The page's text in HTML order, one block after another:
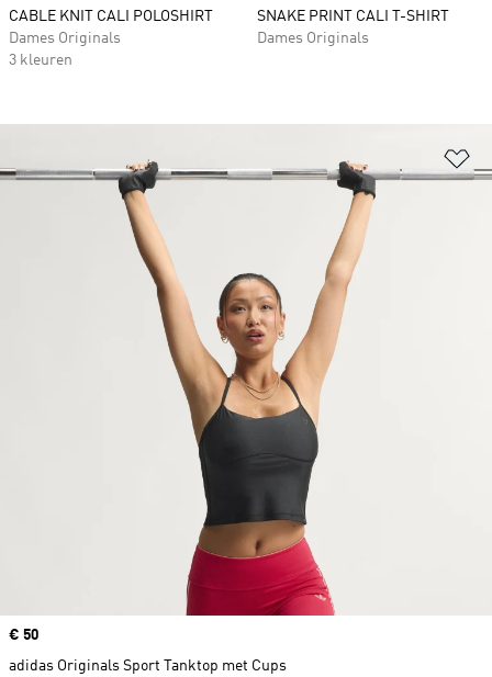
CABLE KNIT CALI POLOSHIRT
Dames Originals
3 kleuren
SNAKE PRINT CALI T-SHIRT
Dames Originals
Price
€ 50
adidas Originals Sport Tanktop met Cups